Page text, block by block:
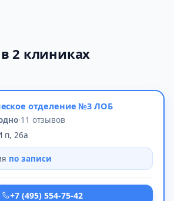
2 клиниках
отделение №3 ЛОБ
·11 отзывов
п, 26а
по записи
+7 (495) 554-75-42